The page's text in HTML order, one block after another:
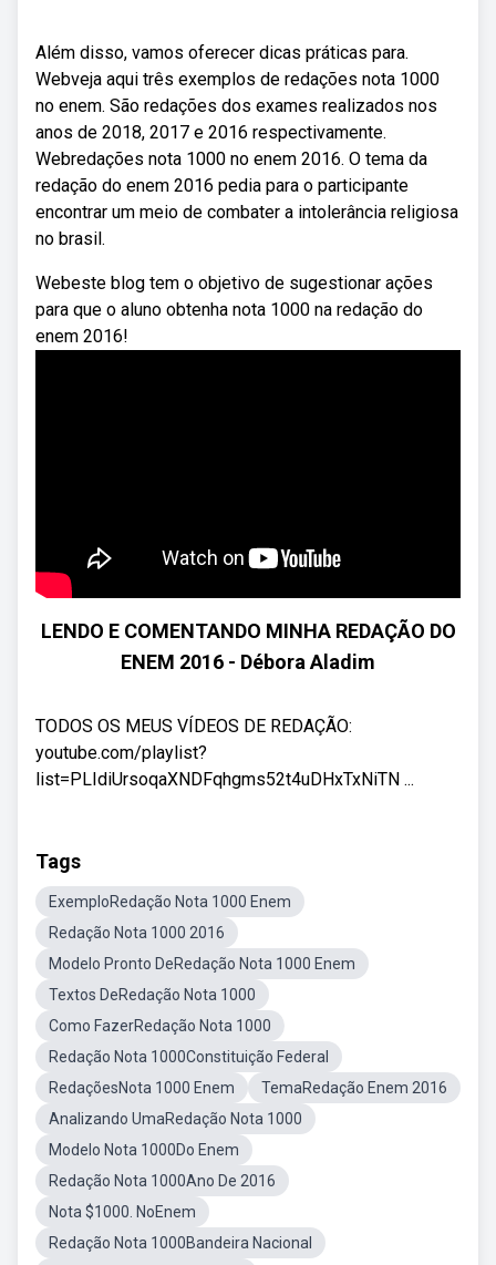
Além disso, vamos oferecer dicas práticas para.
Webveja aqui três exemplos de redações nota 1000
no enem. São redações dos exames realizados nos
anos de 2018, 2017 e 2016 respectivamente.
Webredações nota 1000 no enem 2016. O tema da
redação do enem 2016 pedia para o participante
encontrar um meio de combater a intolerância religiosa
no brasil.
Webeste blog tem o objetivo de sugestionar ações
para que o aluno obtenha nota 1000 na redação do
enem 2016!
LENDO E COMENTANDO MINHA REDAÇÃO DO
ENEM 2016 - Débora Aladim
TODOS OS MEUS VÍDEOS DE REDAÇÃO:
youtube.com/playlist?
list=PLIdiUrsoqaXNDFqhgms52t4uDHxTxNiTN ...
Tags
ExemploRedação Nota 1000 Enem
Redação Nota 1000 2016
Modelo Pronto DeRedação Nota 1000 Enem
Textos DeRedação Nota 1000
Como FazerRedação Nota 1000
Redação Nota 1000Constituição Federal
RedaçõesNota 1000 Enem
TemaRedação Enem 2016
Analizando UmaRedação Nota 1000
Modelo Nota 1000Do Enem
Redação Nota 1000Ano De 2016
Nota $1000. NoEnem
Redação Nota 1000Bandeira Nacional